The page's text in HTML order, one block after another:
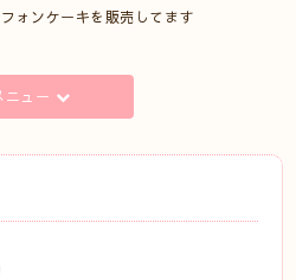
ォンケーキを販売してます
ニュー